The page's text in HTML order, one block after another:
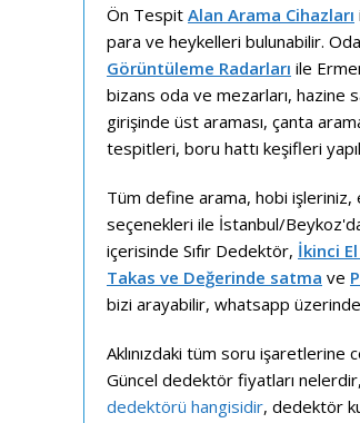
Ön Tespit Alan Arama Cihazları
para ve heykelleri bulunabilir.
Görüntüleme Radarları ile
bizans oda ve mezarları, hazine
girişinde üst araması, çanta
tespitleri, boru hattı keşifleri
Tüm define arama, hobi işleriniz,
seçenekleri ile İstanbul/
içerisinde Sıfır Dedektör, İkinci
Takas ve Değerinde satma ve
bizi arayabilir, whatsapp
Aklınızdaki tüm soru
Güncel dedektör fiyatları
dedektörü hangisidir, dedektör